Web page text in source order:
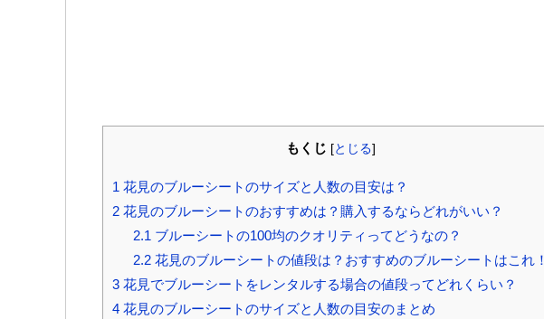
もくじ [とじる]
1 花見のブルーシートのサイズと人数の目安は？
2 花見のブルーシートのおすすめは？購入するならどれがいい？
2.1 ブルーシートの100均のクオリティってどうなの？
2.2花見のブルーシートの値段は？おすすめのブルーシートはこれ！
3 花見でブルーシートをレンタルする場合の値段ってどれくらい？
4 花見のブルーシートのサイズと人数の目安のまとめ